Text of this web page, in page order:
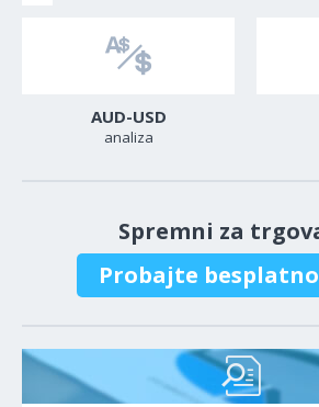
AUD-USD
analiza
Spremni za
Probajte